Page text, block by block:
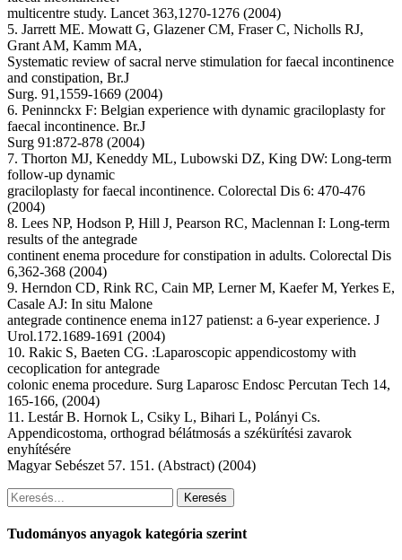
multicentre study. Lancet 363,1270-1276 (2004)
5. Jarrett ME. Mowatt G, Glazener CM, Fraser C, Nicholls RJ,
Grant AM, Kamm MA,
Systematic review of sacral nerve stimulation for faecal incontinence
and constipation, Br.J
Surg. 91,1559-1669 (2004)
6. Peninnckx F: Belgian experience with dynamic graciloplasty for
faecal incontinence. Br.J
Surg 91:872-878 (2004)
7. Thorton MJ, Keneddy ML, Lubowski DZ, King DW: Long-term
follow-up dynamic
graciloplasty for faecal incontinence. Colorectal Dis 6: 470-476
(2004)
8. Lees NP, Hodson P, Hill J, Pearson RC, Maclennan I: Long-term
results of the antegrade
continent enema procedure for constipation in adults. Colorectal Dis
6,362-368 (2004)
9. Herndon CD, Rink RC, Cain MP, Lerner M, Kaefer M, Yerkes E,
Casale AJ: In situ Malone
antegrade continence enema in127 patienst: a 6-year experience. J
Urol.172.1689-1691 (2004)
10. Rakic S, Baeten CG. :Laparoscopic appendicostomy with
cecoplication for antegrade
colonic enema procedure. Surg Laparosc Endosc Percutan Tech 14,
165-166, (2004)
11. Lestár B. Hornok L, Csiky L, Bihari L, Polányi Cs.
Appendicostoma, orthograd bélátmosás a székürítési zavarok
enyhítésére
Magyar Sebészet 57. 151. (Abstract) (2004)
Keresés
Tudományos anyagok kategória szerint